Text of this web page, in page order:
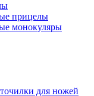
прицелы
монокуляры
для ножей